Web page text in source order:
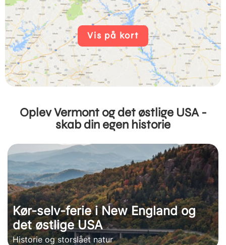
Vis på kort
Oplev Vermont og det østlige USA -
skab din egen historie
Kør-selv-ferie i New England og
det østlige USA
Historie og storslået natur